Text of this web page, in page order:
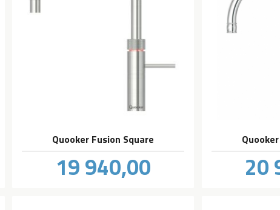
Quooker Fusion Square
Pris
19 940,00mva.
20